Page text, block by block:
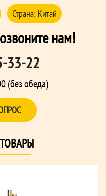
Страна: Китай
нам!
33-22
(без обеда)